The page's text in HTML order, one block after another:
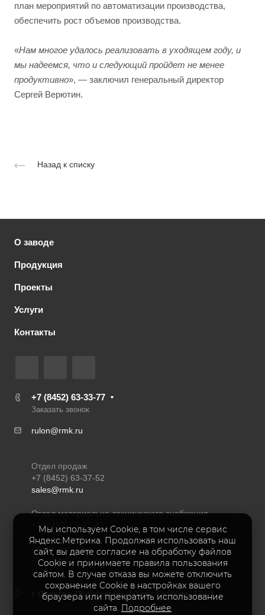
план мероприятий по автоматизации производства,
обеспечить рост объемов производства.
«Нам многое удалось реализовать в уходящем году, и
мы надеемся, что и следующий пройдет не менее
продуктивно», — заключил генеральный директор
Сергей Верютин.
Назад к списку
О заводе
Продукция
Проекты
Услуги
Контакты
+7 (8452) 63-33-77
Заказать звонок
rulon@rmk.ru
Отдел продаж
+7 (8452) 63-37-52
sales@rmk.ru
Отдел материально-технического снабжения
+7 (8452) 63-11-47
Отдел кадров
+7 (8452) 63-21-05
г. Саратов, Проспект им. 50 лет Октября, 134/1
Мы используем Cookie, в том числе сервис
Яндекс.Метрика. Продолжая использовать наш
сайт, вы даете согласие на обработку файлов
Cookie и принимаете правила пользования
сайтом. В случае отказа вы можете отключить
сохранение Cookie в настройках вашего
браузера или прекратить использование
сайта. Подробнее